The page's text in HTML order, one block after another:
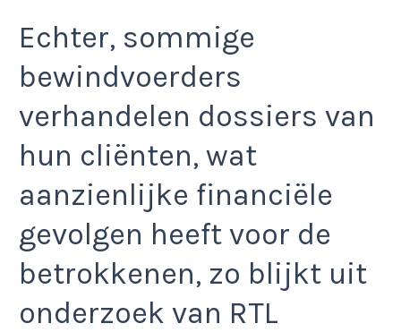
Echter, sommige
bewindvoerders
verhandelen dossiers van
hun cliënten, wat
aanzienlijke financiële
gevolgen heeft voor de
betrokkenen, zo blijkt uit
onderzoek van RTL